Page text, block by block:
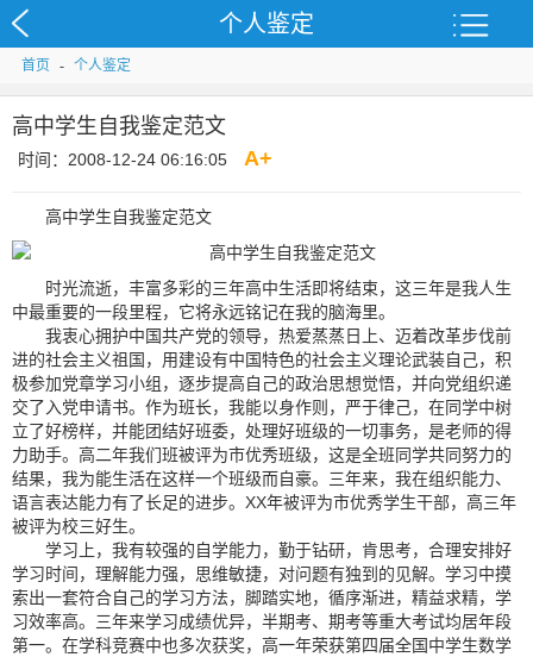
个人鉴定
首页 - 个人鉴定
高中学生自我鉴定范文
时间：2008-12-24 06:16:05 A+
高中学生自我鉴定范文
时光流逝，丰富多彩的三年高中生活即将结束，这三年是我人生
中最重要的一段里程，它将永远铭记在我的脑海里。
我衷心拥护中国共产党的领导，热爱蒸蒸日上、迈着改革步伐前
进的社会主义祖国，用建设有中国特色的社会主义理论武装自己，积
极参加党章学习小组，逐步提高自己的政治思想觉悟，并向党组织递
交了入党申请书。作为班长，我能以身作则，严于律己，在同学中树
立了好榜样，并能团结好班委，处理好班级的一切事务，是老师的得
力助手。高二年我们班被评为市优秀班级，这是全班同学共同努力的
结果，我为能生活在这样一个班级而自豪。三年来，我在组织能力、
语言表达能力有了长足的进步。XX年被评为市优秀学生干部，高三年
被评为校三好生。
学习上，我有较强的自学能力，勤于钻研，肯思考，合理安排好
学习时间，理解能力强，思维敏捷，对问题有独到的见解。学习中摸
索出一套符合自己的学习方法，脚踏实地，循序渐进，精益求精，学
习效率高。三年来学习成绩优异，半期考、期考等重大考试均居年段
第一。在学科竞赛中也多次获奖，高一年荣获第四届全国中学生数学